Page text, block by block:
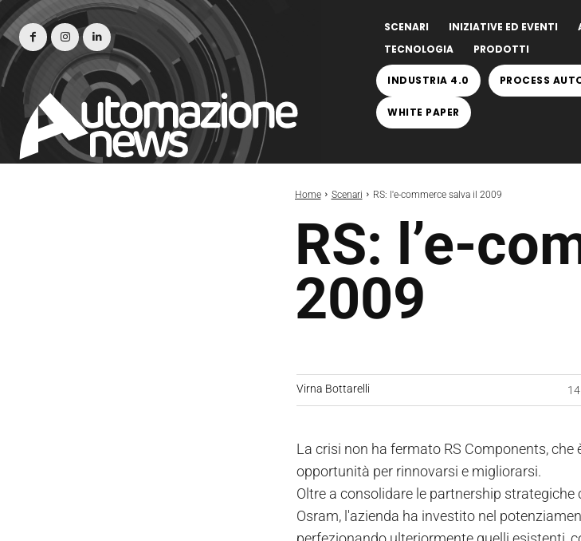
SCENARI INIZIATIVE ED EVENTI
TECNOLOGIA
PRODOTTI
INDUSTRIA 4.0 PROCESS
WHITE PAPER
Home Scenari RS: l'e-commerce salva il 2009
RS: l’e-
2009
Virna Bottarelli
La crisi non ha fermato RS Components,
opportunità per rinnovarsi e migliorarsi.
Oltre a consolidare le partnership
Osram, l'azienda ha investito nel